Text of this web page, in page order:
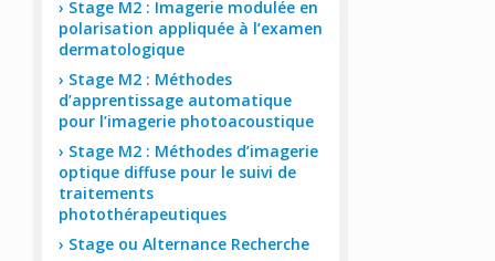
Stage M2 : Imagerie modulée en
polarisation appliquée à l’examen
dermatologique
Stage M2 : Méthodes
d’apprentissage automatique
pour l’imagerie photoacoustique
Stage M2 : Méthodes d’imagerie
optique diffuse pour le suivi de
traitements
photothérapeutiques
Stage ou Alternance Recherche